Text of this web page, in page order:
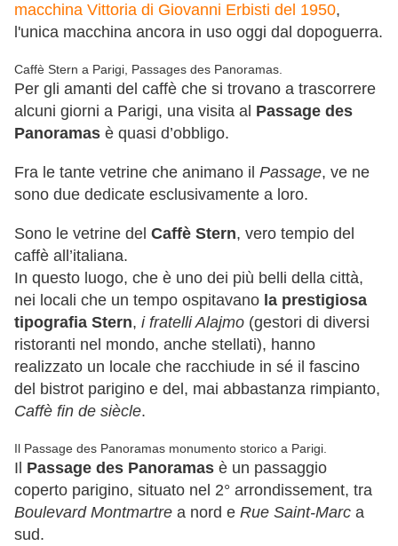
macchina Vittoria di Giovanni Erbisti del 1950,
l'unica macchina ancora in uso oggi dal dopoguerra.
Caffè Stern a Parigi, Passages des Panoramas.
Per gli amanti del caffè che si trovano a trascorrere
alcuni giorni a Parigi, una visita al Passage des
Panoramas è quasi d’obbligo.
Fra le tante vetrine che animano il Passage, ve ne
sono due dedicate esclusivamente a loro.
Sono le vetrine del Caffè Stern, vero tempio del
caffè all’italiana.
In questo luogo, che è uno dei più belli della città,
nei locali che un tempo ospitavano la prestigiosa
tipografia Stern, i fratelli Alajmo (gestori di diversi
ristoranti nel mondo, anche stellati), hanno
realizzato un locale che racchiude in sé il fascino
del bistrot parigino e del, mai abbastanza rimpianto,
Caffè fin de siècle.
Il Passage des Panoramas monumento storico a Parigi.
Il Passage des Panoramas è un passaggio
coperto parigino, situato nel 2° arrondissement, tra
Boulevard Montmartre a nord e Rue Saint-Marc a
sud.